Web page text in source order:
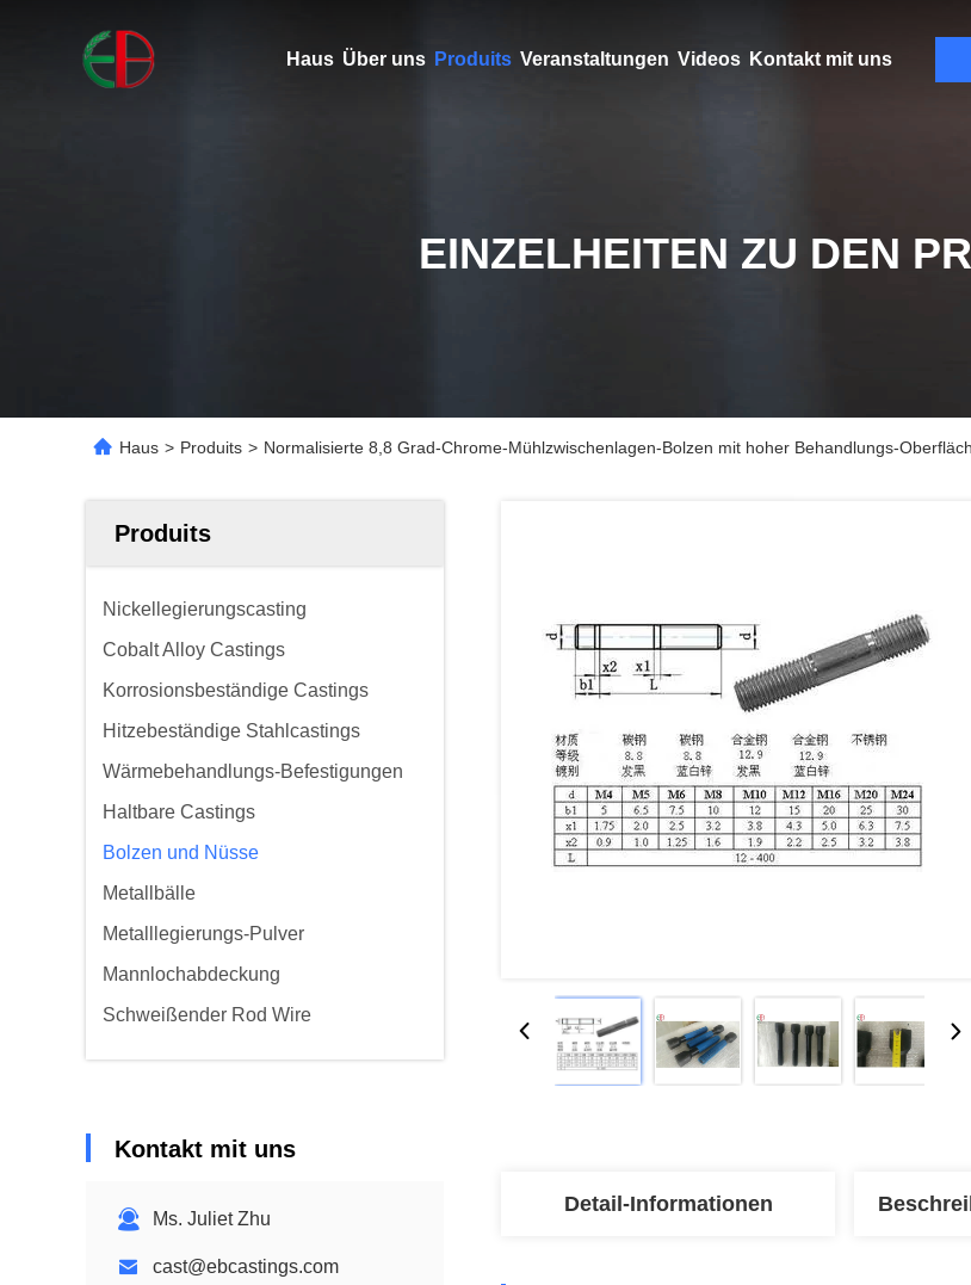
Haus Über uns Produits Veranstaltungen Videos Kontakt mit uns
EINZELHEITEN ZU DEN
Haus > Produits > Normalisierte 8,8 Grad-Chrome-Mühlzwischenlagen-Bolzen mit hoher Behandlungs-
Produits
Nickellegierungscasting
Cobalt Alloy Castings
Korrosionsbeständige Castings
Hitzebeständige Stahlcastings
Wärmebehandlungs-Befestigungen
Haltbare Castings
Bolzen und Nüsse
Metallbälle
Metalllegierungs-Pulver
Mannlochabdeckung
Schweißender Rod Wire
Kontakt mit uns
Ms. Juliet Zhu
cast@ebcastings.com
Detail-Informationen